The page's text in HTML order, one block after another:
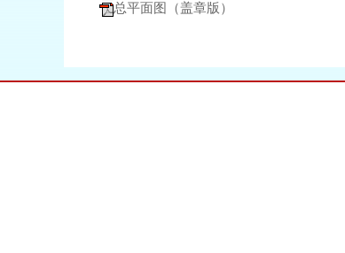
总平面图（盖章版）